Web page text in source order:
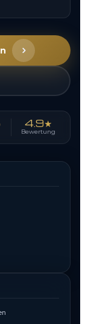
4.9★
Bewertung